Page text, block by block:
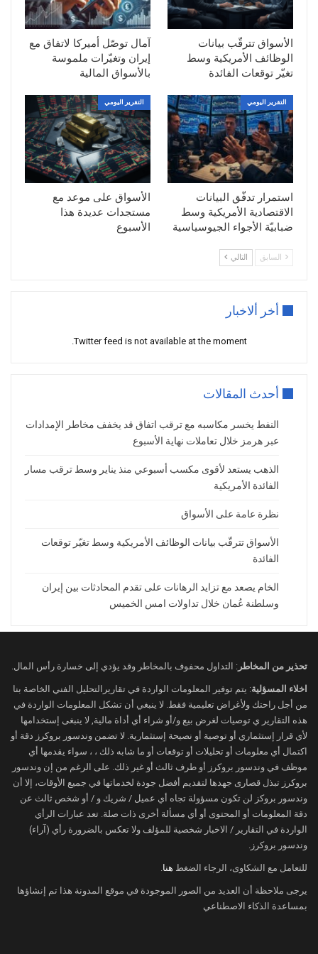
السيناريو المتوقع
كسر 25390 الصعود إلي 25610 ثم 25850
كسر 24780 هبوطا الى 24430 ثم 24030
الأسواق تترقّب بيانات
الوظائف الأمريكية وسط
تغيّر توقعات الفائدة
آمال توصّل أميركا لاتفاق مع
إيران وتغيّرات ملموسة
بالأسواق المالية
التقرير اليومي
استمرار تدفّق البيانات
الاقتصادية الأمريكية وسط
ضبابيّة الأجواء الجيوسياسية
التقرير اليومي
الأسواق على موعد مع
مستجدات عديدة هذا
الأسبوع
السابق التالي
أخر ألاخبار
Twitter feed is not available at the moment.
أحدث المقالات
النفط يخسر مكاسبه مع ترقب اتفاق قد يخفف مخاطر الإمدادات
عبر هرمز خلال تعاملات نهاية الأسبوع
الذهب يستعد لأقوى مكسب أسبوعي منذ يناير وسط ترقب مسار
الفائدة الأمريكية
نظرة عامة على الأسواق
الأسواق تترقّب بيانات الوظائف الأمريكية وسط تغيّر توقعات
الفائدة
الخام يصعد مع تزايد الرهانات على تقدم المحادثات بين إيران
وسلطنة عُمان خلال تداولات امس الخميس
تحذير من المخاطر : التداول محفوف بالمخاطر وقد يؤدي إلى خسارة رأس المال.
اخلاء المسؤلية: يتم توفير المعلومات الواردة في تقاريرالتحليل الفني الخاصة بنا
من أجل راحتك ولأغراض تعليمية فقط. لا ينبغي أن تشكل المعلومات الواردة في
هذه التقارير ي توصيات لغرض بيع و/أو شراء أي أداة مالية, لا ينبغى إستخدامها
لأي قرار إستثماري أو توصية أو نصيحة إستثمارية. لا تضمن وندسور بروكرز دقة أو
اكتمال أي معلومات أو تحليلات أو توقعات أو ما شابه ذلك ، ، سواء يقدمها أي
موظف في وندسور بروكرز أو طرف ثالث أو غير ذلك. على الرغم من إن وندسور
بروكرز تبذل قصارى جهدها لتقديم أفضل جودة لخدماتها في جميع الأوقات، إلا أن
وندسور بروكز لن تكون مسؤولة تجاه أي عميل / شريك و / أو شخص ثالث عن
دقة المعلومات أو المحتوى أو أي مسألة أخرى ذات صلة. تعد عبارات الرأي
الواردة في التقارير / الاخبار شخصية للمؤلف ولا تعكس بالضرورة رأي (آراء)
وندسور بروكرز.
للتعامل مع الشكاوى، الرجاء الضغط هنا
يرجى ملاحظة أن العديد من الصور الموجودة في موقع المدونة هذا تم إنشاؤها
بمساعدة الذكاء الاصطناعي